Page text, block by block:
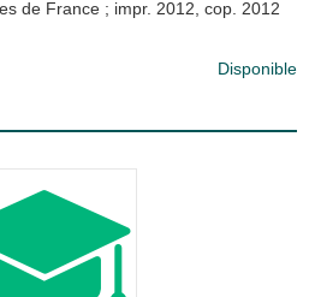
de France ; impr. 2012, cop. 2012
Disponible